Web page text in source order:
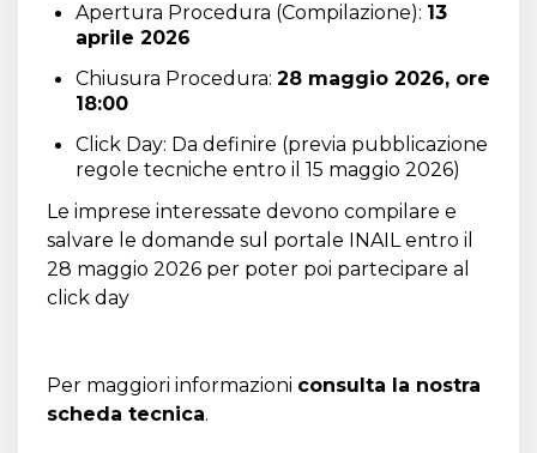
Apertura Procedura (Compilazione): 13
aprile 2026
Chiusura Procedura: 28 maggio 2026, ore
18:00
Click Day: Da definire (previa pubblicazione
regole tecniche entro il 15 maggio 2026)
Le imprese interessate devono compilare e
salvare le domande sul portale INAIL entro il
28 maggio 2026 per poter poi partecipare al
click day
Per maggiori informazioni consulta la nostra
scheda tecnica.